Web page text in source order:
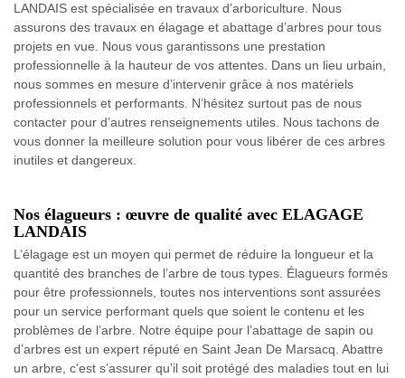
LANDAIS est spécialisée en travaux d’arboriculture. Nous
assurons des travaux en élagage et abattage d’arbres pour tous
projets en vue. Nous vous garantissons une prestation
professionnelle à la hauteur de vos attentes. Dans un lieu urbain,
nous sommes en mesure d’intervenir grâce à nos matériels
professionnels et performants. N’hésitez surtout pas de nous
contacter pour d’autres renseignements utiles. Nous tachons de
vous donner la meilleure solution pour vous libérer de ces arbres
inutiles et dangereux.
Nos élagueurs : œuvre de qualité avec ELAGAGE
LANDAIS
L’élagage est un moyen qui permet de réduire la longueur et la
quantité des branches de l’arbre de tous types. Élagueurs formés
pour être professionnels, toutes nos interventions sont assurées
pour un service performant quels que soient le contenu et les
problèmes de l’arbre. Notre équipe pour l’abattage de sapin ou
d’arbres est un expert réputé en Saint Jean De Marsacq. Abattre
un arbre, c'est s’assurer qu’il soit protégé des maladies tout en lui